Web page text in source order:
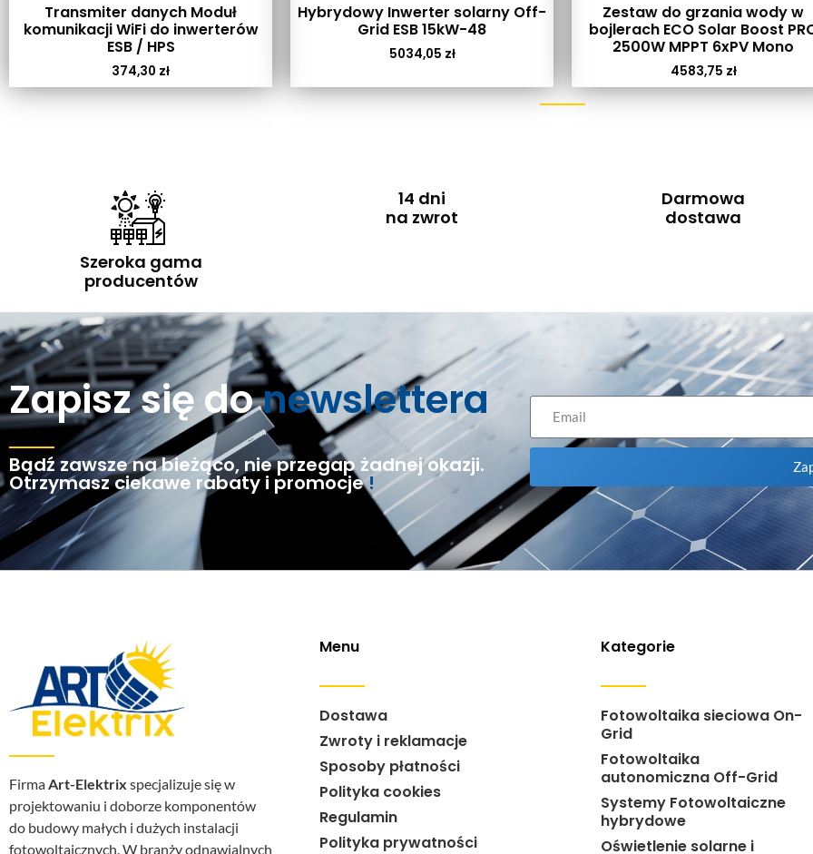
Transmiter danych Moduł
komunikacji WiFi do inwerterów
ESB / HPS
374,30 zł
Hybrydowy Inwerter solarny Off-
Grid ESB 15kW-48
5034,05 zł
Zestaw do grzania wody w
bojlerach ECO Solar Boost
2500W MPPT 6xPV Mono
4583,75 zł
Szeroka gama
producentów
14 dni
na zwrot
Darmowa
dostawa
Zapisz się donewslettera
Bądź zawsze na bieżąco, nie przegap żadnej okazji.
Otrzymasz ciekawe rabaty i promocje!
FirmaArt-Elektrix specjalizuje się w
projektowaniu i doborze komponentów
do budowy małych i dużych instalacji
fotowoltaicznych. W branży odnawialnych
Menu
Dostawa
Zwroty i reklamacje
Sposoby płatności
Polityka cookies
Regulamin
Polityka prywatności
Kategorie
Fotowoltaika sieciowa On-
Grid
Fotowoltaika
autonomiczna Off-Grid
Systemy Fotowoltaiczne
hybrydowe
Oświetlenie solarne i